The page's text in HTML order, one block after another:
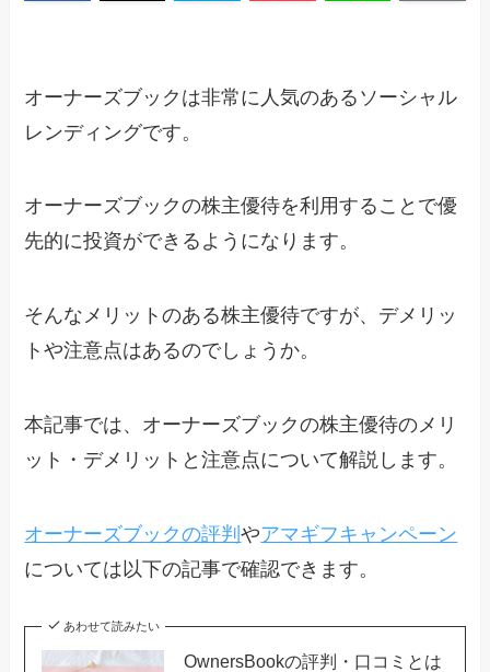
オーナーズブックは非常に人気のあるソーシャル
レンディングです。
オーナーズブックの株主優待を利用することで優
先的に投資ができるようになります。
そんなメリットのある株主優待ですが、デメリッ
トや注意点はあるのでしょうか。
本記事では、オーナーズブックの株主優待のメリ
ット・デメリットと注意点について解説します。
オーナーズブックの評判やアマギフキャンペーン
については以下の記事で確認できます。
あわせて読みたい
OwnersBookの評判・口コミとは